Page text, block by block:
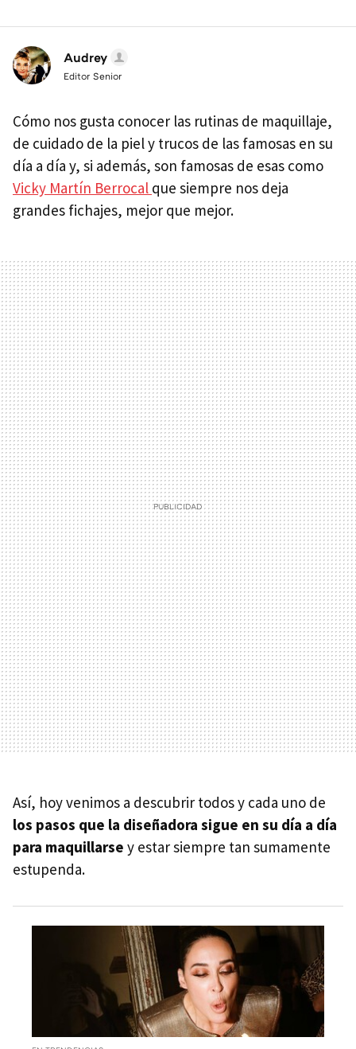
Audrey
Editor Senior
Cómo nos gusta conocer las rutinas de maquillaje,
de cuidado de la piel y trucos de las famosas en su
día a día y, si además, son famosas de esas como
Vicky Martín Berrocal que siempre nos deja
grandes fichajes, mejor que mejor.
Así, hoy venimos a descubrir todos y cada uno de
los pasos que la diseñadora sigue en su día a día
para maquillarse y estar siempre tan sumamente
estupenda.